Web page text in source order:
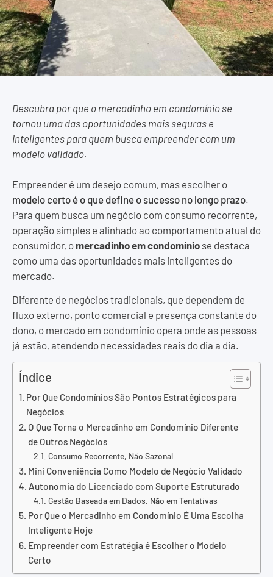
Descubra por que o mercadinho em condomínio se
tornou uma das oportunidades mais seguras e
inteligentes para quem busca empreender com um
modelo validado.
Empreender é um desejo comum, mas escolher o
modelo certo é o que define o sucesso no longo prazo.
Para quem busca um negócio com consumo recorrente,
operação simples e alinhado ao comportamento atual do
consumidor, o mercadinho em condomínio se destaca
como uma das oportunidades mais inteligentes do
mercado.
Diferente de negócios tradicionais, que dependem de
fluxo externo, ponto comercial e presença constante do
dono, o mercado em condomínio opera onde as pessoas
já estão, atendendo necessidades reais do dia a dia.
Índice
Por Que Condomínios São Pontos Estratégicos para
Negócios
O Que Torna o Mercadinho em Condomínio Diferente
de Outros Negócios
Consumo Recorrente, Não Sazonal
Mini Conveniência Como Modelo de Negócio Validado
Autonomia do Licenciado com Suporte Estruturado
Gestão Baseada em Dados, Não em Tentativas
Por Que o Mercadinho em Condomínio É Uma Escolha
Inteligente Hoje
Empreender com Estratégia é Escolher o Modelo
Certo